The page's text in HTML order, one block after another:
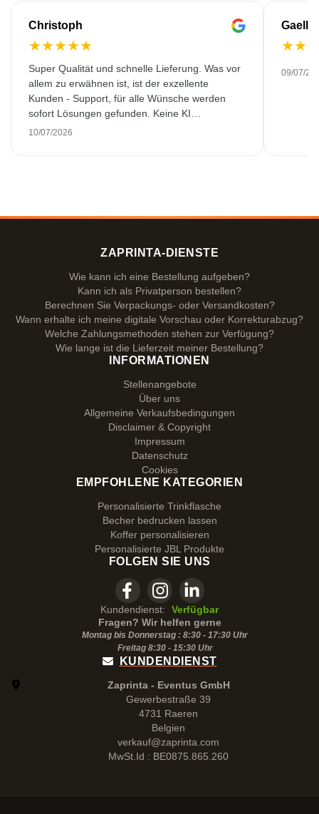
Christoph
★★★★★
Super Qualität und schnelle Lieferung. Was vor
allem zu erwähnen ist, ist der exzellente
Kunden - Support, für alle Wünsche werden
sofort Lösungen gefunden. Keine KI
Gespräche. Sehr selten heutzutage. Top
10/07/2026
Gaelle
★★
09/07/
ZAPRINTA-DIENSTE
Wie kann ich eine Bestellung aufgeben?
Kann ich als Privatperson bestellen?
Berechnen Sie Verpackungs- oder Versandkosten?
Wann erhalte ich meine digitale Vorschau oder Korrekturabzug?
Welche Zahlungsmethoden stehen zur Verfügung?
Wie lange ist die Lieferzeit meiner Bestellung?
INFORMATIONEN
Stellenangebote
Über uns
Allgemeine Verkaufsbedingungen
Disclaimer & Copyright
Impressum
Datenschutz
Cookies
EMPFOHLENE KATEGORIEN
Personalisierte Trinkflasche
Becher bedrucken lassen
Koffer personalisieren
Personalisierte JBL Produkte
FOLGEN SIE UNS
Kundendienst:
Verfügbar
Fragen? Wir helfen gerne
Montag bis Donnerstag : 8:30 - 17:30 Uhr
Freitag 8:30 - 15:30Uhr
KUNDENDIENST
Zaprinta - Eventus GmbH
Gewerbestraße 39
4731 Raeren
Belgien
verkauf@zaprinta.com
MwSt.Id : BE0875.865.260